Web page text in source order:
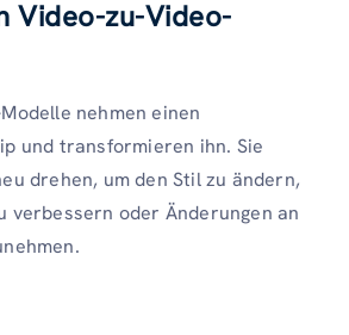
Video-zu-Video-
nehmen einen
und transformieren ihn. Sie
drehen, um den Stil zu ändern,
verbessern oder Änderungen an